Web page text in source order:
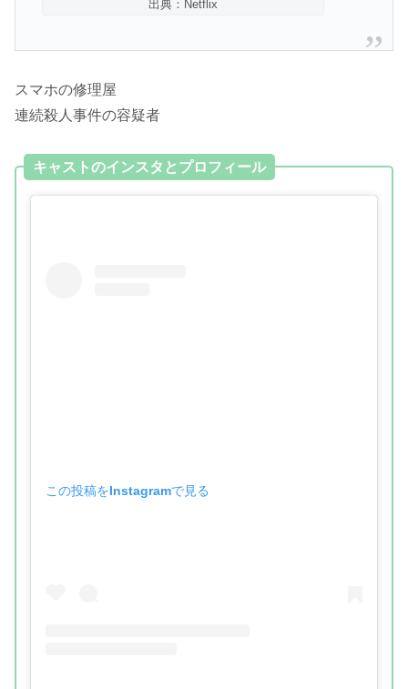
出典：Netflix
スマホの修理屋
連続殺人事件の容疑者
キャストのインスタとプロフィール
この投稿をInstagramで見る